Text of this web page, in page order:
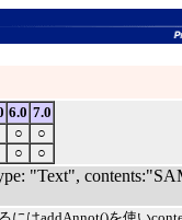
6.0 7.0
○
○
○ ○
"Text",